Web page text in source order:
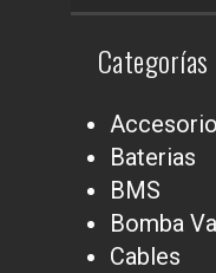
Categorías
Baterias
BMS
Bomba
Cables